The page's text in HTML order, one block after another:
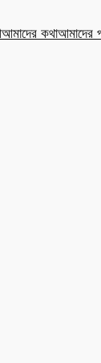
আমাদের কথাআমাদের